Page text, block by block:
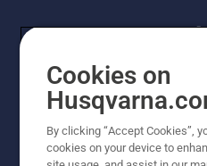
© Husqvarna® AB (publ).
Preisangaben sind
Cookies on
By clicking “Accept Cookies”,
cookies on your device to